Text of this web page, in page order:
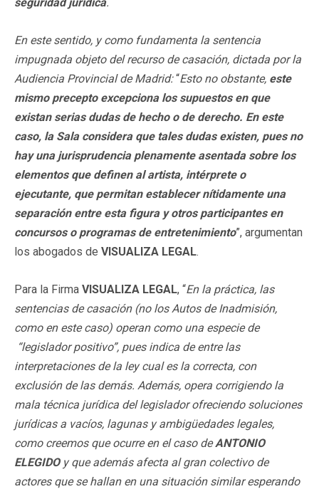
En este sentido, y como fundamenta la sentencia
impugnada objeto del recurso de casación, dictada por la
Audiencia Provincial de Madrid:“Esto no obstante, este
mismo precepto excepciona los supuestos en que
existan serias dudas de hecho o de derecho. En este
caso, la Sala considera que tales dudas existen, pues no
hay una jurisprudencia plenamente asentada sobre los
elementos que definen al artista, intérprete o
ejecutante, que permitan establecer nítidamente una
separación entre esta figura y otros participantes en
concursos o programas de entretenimiento”, argumentan
los abogados de VISUALIZA LEGAL.
Para la Firma VISUALIZA LEGAL, “En la práctica, las
sentencias de casación (no los Autos de Inadmisión,
como en este caso) operan como una especie de
“legislador positivo”, pues indica de entre las
interpretaciones de la ley cual es la correcta, con
exclusión de las demás. Además, opera corrigiendo la
mala técnica jurídica del legislador ofreciendo soluciones
jurídicas a vacíos, lagunas y ambigüedades legales,
como creemos que ocurre en el caso deANTONIO
ELEGIDOy que además afecta al gran colectivo de
actores que se hallan en una situación similar esperando